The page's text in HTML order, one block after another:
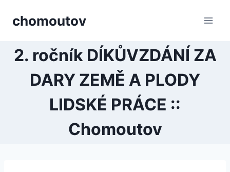
chomoutov
2. ročník DÍKŮVZDÁNÍ ZA
DARY ZEMĚ A PLODY
LIDSKÉ PRÁCE ::
Chomoutov